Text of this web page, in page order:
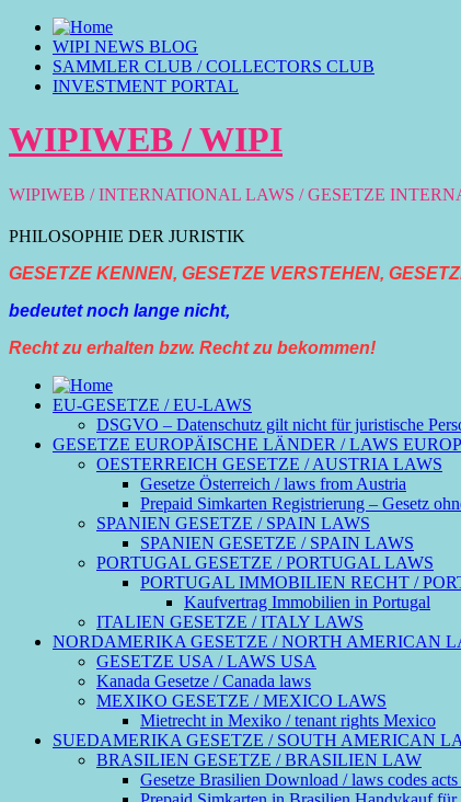
WIPI NEWS BLOG
SAMMLER CLUB / COLLECTORS CLUB
INVESTMENT PORTAL
WIPIWEB / WIPI
WIPIWEB / INTERNATIONAL LAWS / GESETZE
PHILOSOPHIE DER JURISTIK
GESETZE KENNEN, GESETZE VERSTEHEN,
bedeutet noch lange nicht,
Recht zu erhalten bzw. Recht zu bekommen!
EU-GESETZE / EU-LAWS
DSGVO – Datenschutz gilt nicht für juristische
GESETZE EUROPÄISCHE LÄNDER / LAWS
OESTERREICH GESETZE / AUSTRIA LAWS
Gesetze Österreich / laws from Austria
Prepaid Simkarten Registrierung – Gesetz
SPANIEN GESETZE / SPAIN LAWS
SPANIEN GESETZE / SPAIN LAWS
PORTUGAL GESETZE / PORTUGAL LAWS
PORTUGAL IMMOBILIEN RECHT /
Kaufvertrag Immobilien in Portugal
ITALIEN GESETZE / ITALY LAWS
NORDAMERIKA GESETZE / NORTH AMERICAN
GESETZE USA / LAWS USA
Kanada Gesetze / Canada laws
MEXIKO GESETZE / MEXICO LAWS
Mietrecht in Mexiko / tenant rights Mexico
SUEDAMERIKA GESETZE / SOUTH AMERICAN
BRASILIEN GESETZE / BRASILIEN LAW
Gesetze Brasilien Download / laws codes